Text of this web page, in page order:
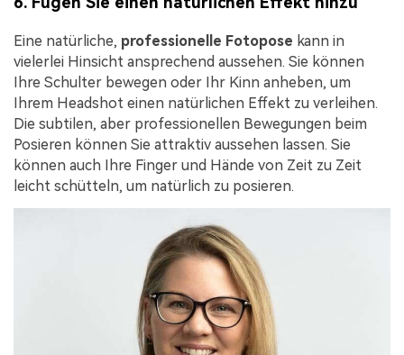
Eine natürliche, professionelle Fotopose kann in
vielerlei Hinsicht ansprechend aussehen. Sie können
Ihre Schulter bewegen oder Ihr Kinn anheben, um
Ihrem Headshot einen natürlichen Effekt zu verleihen.
Die subtilen, aber professionellen Bewegungen beim
Posieren können Sie attraktiv aussehen lassen. Sie
können auch Ihre Finger und Hände von Zeit zu Zeit
leicht schütteln, um natürlich zu posieren.